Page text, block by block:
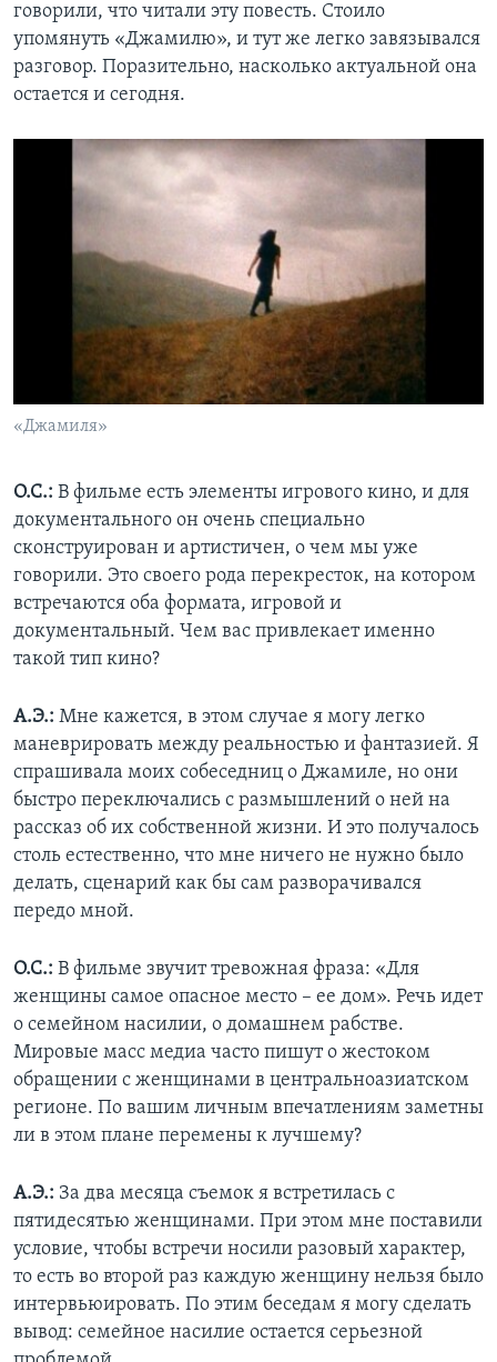
говорили, что читали эту повесть. Стоило
упомянуть «Джамилю», и тут же легко завязывался
разговор. Поразительно, насколько актуальной она
остается и сегодня.
«Джамиля»
О.С.: В фильме есть элементы игрового кино, и для
документального он очень специально
сконструирован и артистичен, о чем мы уже
говорили. Это своего рода перекресток, на котором
встречаются оба формата, игровой и
документальный. Чем вас привлекает именно
такой тип кино?
А.Э.: Мне кажется, в этом случае я могу легко
маневрировать между реальностью и фантазией. Я
спрашивала моих собеседниц о Джамиле, но они
быстро переключались с размышлений о ней на
рассказ об их собственной жизни. И это получалось
столь естественно, что мне ничего не нужно было
делать, сценарий как бы сам разворачивался
передо мной.
О.С.: В фильме звучит тревожная фраза: «Для
женщины самое опасное место – ее дом». Речь идет
о семейном насилии, о домашнем рабстве.
Мировые масс медиа часто пишут о жестоком
обращении с женщинами в центральноазиатском
регионе. По вашим личным впечатлениям заметны
ли в этом плане перемены к лучшему?
А.Э.: За два месяца съемок я встретилась с
пятидесятью женщинами. При этом мне поставили
условие, чтобы встречи носили разовый характер,
то есть во второй раз каждую женщину нельзя было
интервьюировать. По этим беседам я могу сделать
вывод: семейное насилие остается серьезной